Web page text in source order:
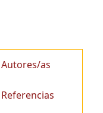
Autores/as
Referencias